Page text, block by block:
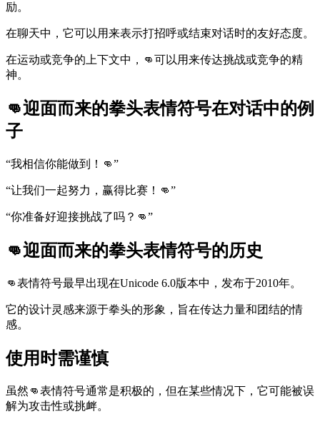
励。
在聊天中，它可以用来表示打招呼或结束对话时的友好态度。
在运动或竞争的上下文中，👊可以用来传达挑战或竞争的精
神。
👊迎面而来的拳头表情符号在对话中的例
子
“我相信你能做到！👊”
“让我们一起努力，赢得比赛！👊”
“你准备好迎接挑战了吗？👊”
👊迎面而来的拳头表情符号的历史
👊表情符号最早出现在Unicode 6.0版本中，发布于2010年。
它的设计灵感来源于拳头的形象，旨在传达力量和团结的情
感。
使用时需谨慎
虽然👊表情符号通常是积极的，但在某些情况下，它可能被误
解为攻击性或挑衅。